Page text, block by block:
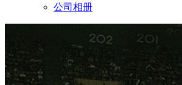
公司相册